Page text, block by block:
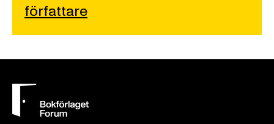
författare